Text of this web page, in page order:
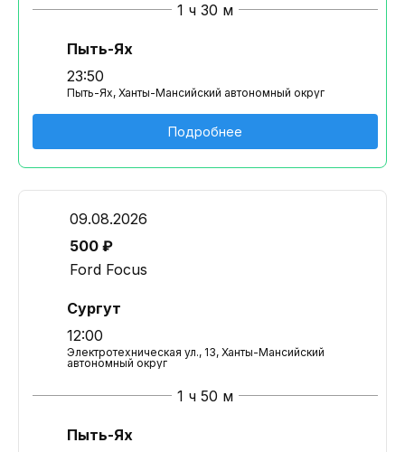
1 ч 30 м
Пыть-Ях
23:50
Пыть-Ях, Ханты-Мансийский автономный округ
Подробнее
09.08.2026
500 ₽
Ford Focus
Сургут
12:00
Электротехническая ул., 13, Ханты-Мансийский
автономный округ
1 ч 50 м
Пыть-Ях